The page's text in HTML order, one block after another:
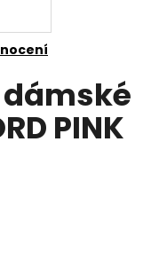
dámské
PINK